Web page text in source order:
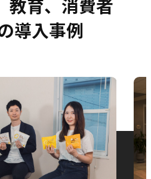
い合わせ
教育、消費者
導入事例